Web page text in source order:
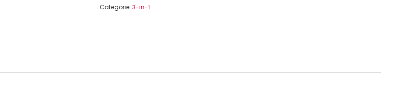
Categorie: 3-in-1